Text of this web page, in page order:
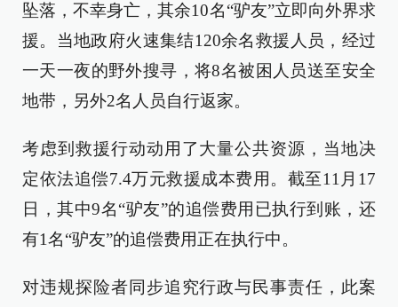
坠落，不幸身亡，其余10名“驴友”立即向外界求
援。当地政府火速集结120余名救援人员，经过
一天一夜的野外搜寻，将8名被困人员送至安全
地带，另外2名人员自行返家。
考虑到救援行动动用了大量公共资源，当地决
定依法追偿7.4万元救援成本费用。截至11月17
日，其中9名“驴友”的追偿费用已执行到账，还
有1名“驴友”的追偿费用正在执行中。
对违规探险者同步追究行政与民事责任，此案